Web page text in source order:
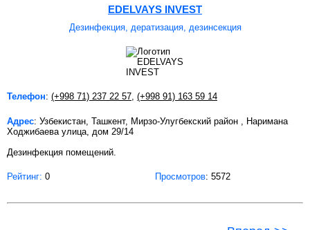
EDELVAYS INVEST
Дезинфекция, дератизация, дезинсекция
Телефон: (+998 71) 237 22 57 (+998 91) 163 59 14
Адрес: Узбекистан, Ташкент, Мирзо-Улугбекский район , Наримана
Ходжибаева улица, дом 29/14
Дезинфекция помещений.
Рейтинг: 0 Просмотров: 5572